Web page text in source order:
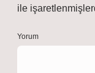
ile
Yorum